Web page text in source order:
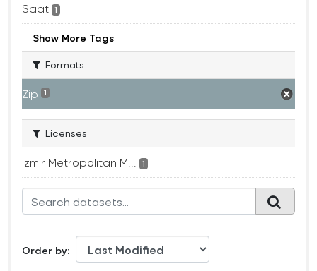
Saat 1
Show More Tags
Formats
Zip 1
Licenses
Izmir Metropolitan M... 1
Order by